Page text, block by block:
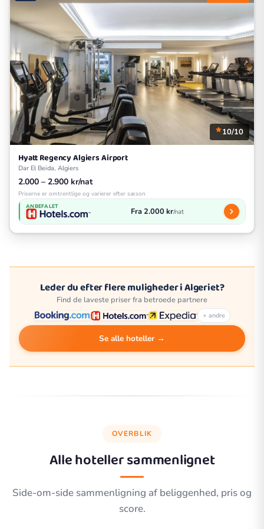
10/10
Hyatt Regency Algiers Airport
Dar El Beida, Algiers
2.000 – 2.900 kr/nat
Priserne er omtrentlige og varierer efter sæson
ANBEFALET Fra 2.000 kr/nat
Leder du efter flere muligheder i Algeriet?
Find de laveste priser fra betroede partnere
+ andre
Se alle hoteller →
OVERBLIK
Alle hoteller sammenlignet
Side-om-side sammenligning af beliggenhed, pris og
score.